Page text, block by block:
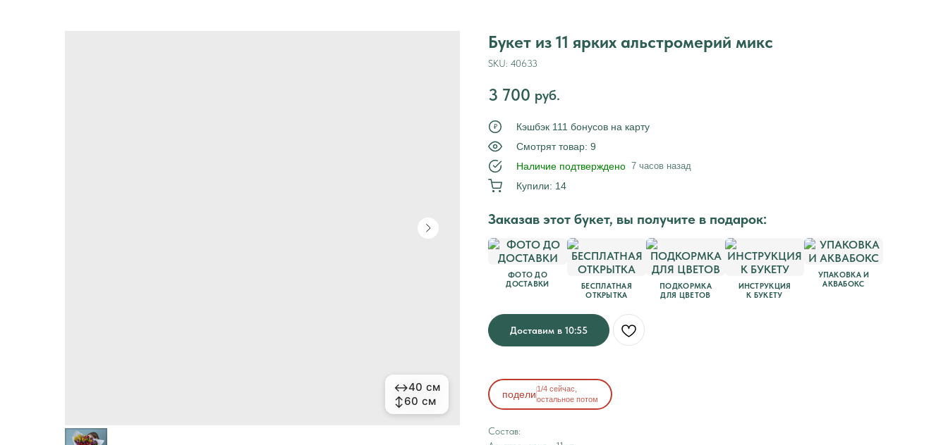
↔40 см
↕60 см
↔40 см
↕60 см
Букет из 11 ярких альстромерий микс
SKU: 40633
3 700 руб.
₽
Кэшбэк 111 бонусов на карту
Смотрят товар: 9
Наличие подтверждено
7 часов назад
Купили: 14
Заказав этот букет, вы получите в подарок:
ФОТО ДО
ДОСТАВКИ
БЕСПЛАТНАЯ
ОТКРЫТКА
ПОДКОРМКА
ДЛЯ ЦВЕТОВ
ИНСТРУКЦИЯ
К БУКЕТУ
УПАКОВКА И
АКВАБОКС
Доставим в 10:55
подели 1/4 сейчас,
остальное потом
Состав: